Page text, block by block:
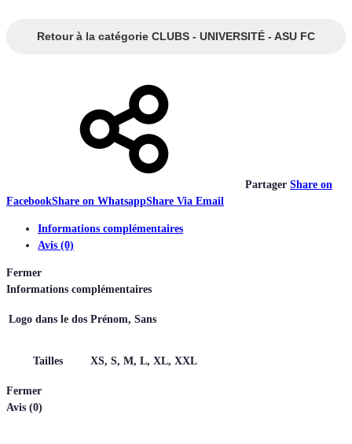
Retour à la catégorie CLUBS - UNIVERSITÉ - ASU FC
Partager Share on
FacebookShare on WhatsappShare Via Email
Informations complémentaires
Avis (0)
Fermer
Informations complémentaires
Logo dans le dos Prénom, Sans
Tailles XS, S, M, L, XL, XXL
Fermer
Avis (0)